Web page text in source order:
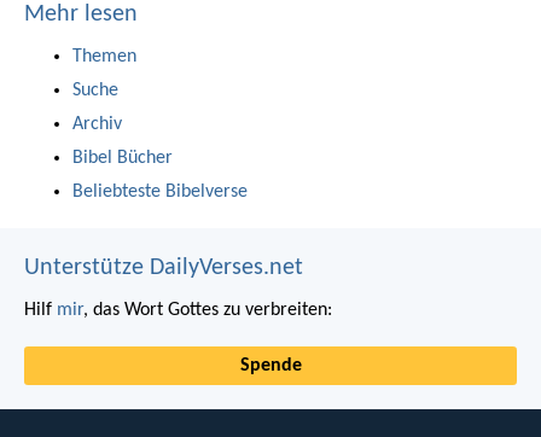
Mehr lesen
Themen
Suche
Archiv
Bibel Bücher
Beliebteste Bibelverse
Unterstütze DailyVerses.net
Hilf mir, das Wort Gottes zu verbreiten:
Spende